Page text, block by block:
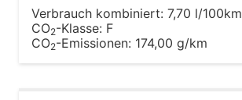
Verbrauch kombiniert: 7,70 l/100km
CO2-Klasse: F
CO2-Emissionen: 174,00 g/km